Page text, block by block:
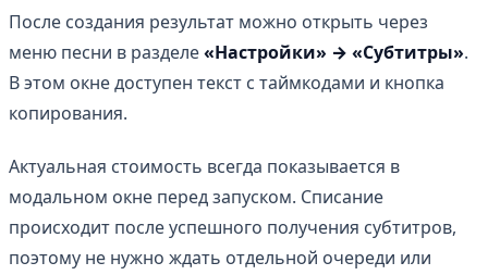
После создания результат можно открыть через
меню песни в разделе«Настройки» → «Субтитры».
В этом окне доступен текст с таймкодами и кнопка
копирования.
Актуальная стоимость всегда показывается в
модальном окне перед запуском. Списание
происходит после успешного получения субтитров,
поэтому не нужно ждать отдельной очереди или